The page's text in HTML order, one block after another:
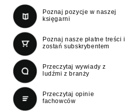
Poznaj pozycje w naszej
księgarni
Poznaj nasze płatne treści i
zostań subskrybentem
Przeczytaj wywiady z
ludźmi z branży
Przeczytaj opinie
fachowców